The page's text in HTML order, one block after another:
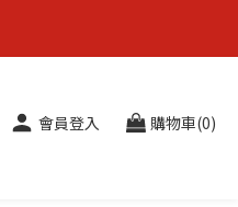
會員登入 購物車(0)